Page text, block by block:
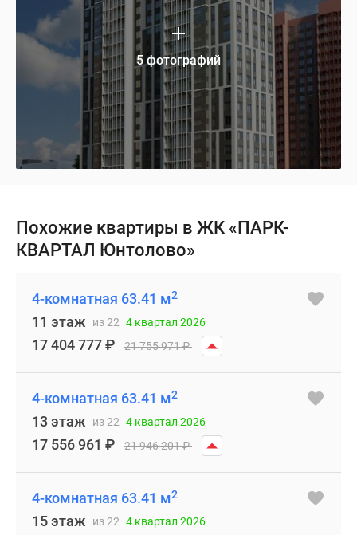
5 фотографий
Похожие квартиры в ЖК «ПАРК-
КВАРТАЛ Юнтолово»
4-комнатная 63.41 м2
11 этаж из 22 4 квартал 2026
17 404 777₽ 21 755 971₽
4-комнатная 63.41 м2
13 этаж из 22 4 квартал 2026
17 556 961 ₽ 21 946 201₽
4-комнатная 63.41 м2
15 этаж из 22 4 квартал 2026